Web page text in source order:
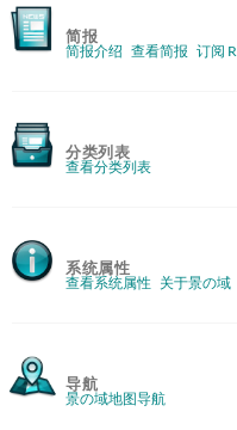
简报
简报介绍 查看简报 订阅
分类列表
查看分类列表
系统属性
查看系统属性 关于景の域
导航
景の域地图导航